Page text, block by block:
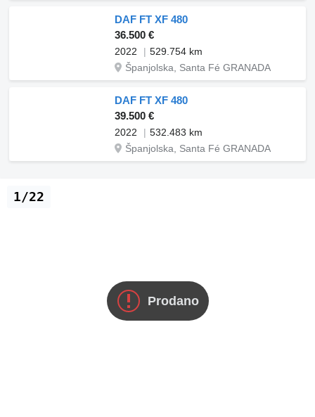
DAF FT XF 480
36.500 €
2022
529.754 km
Španjolska, Santa Fé GRANADA
DAF FT XF 480
39.500 €
2022
532.483 km
Španjolska, Santa Fé GRANADA
Prodano
1/22